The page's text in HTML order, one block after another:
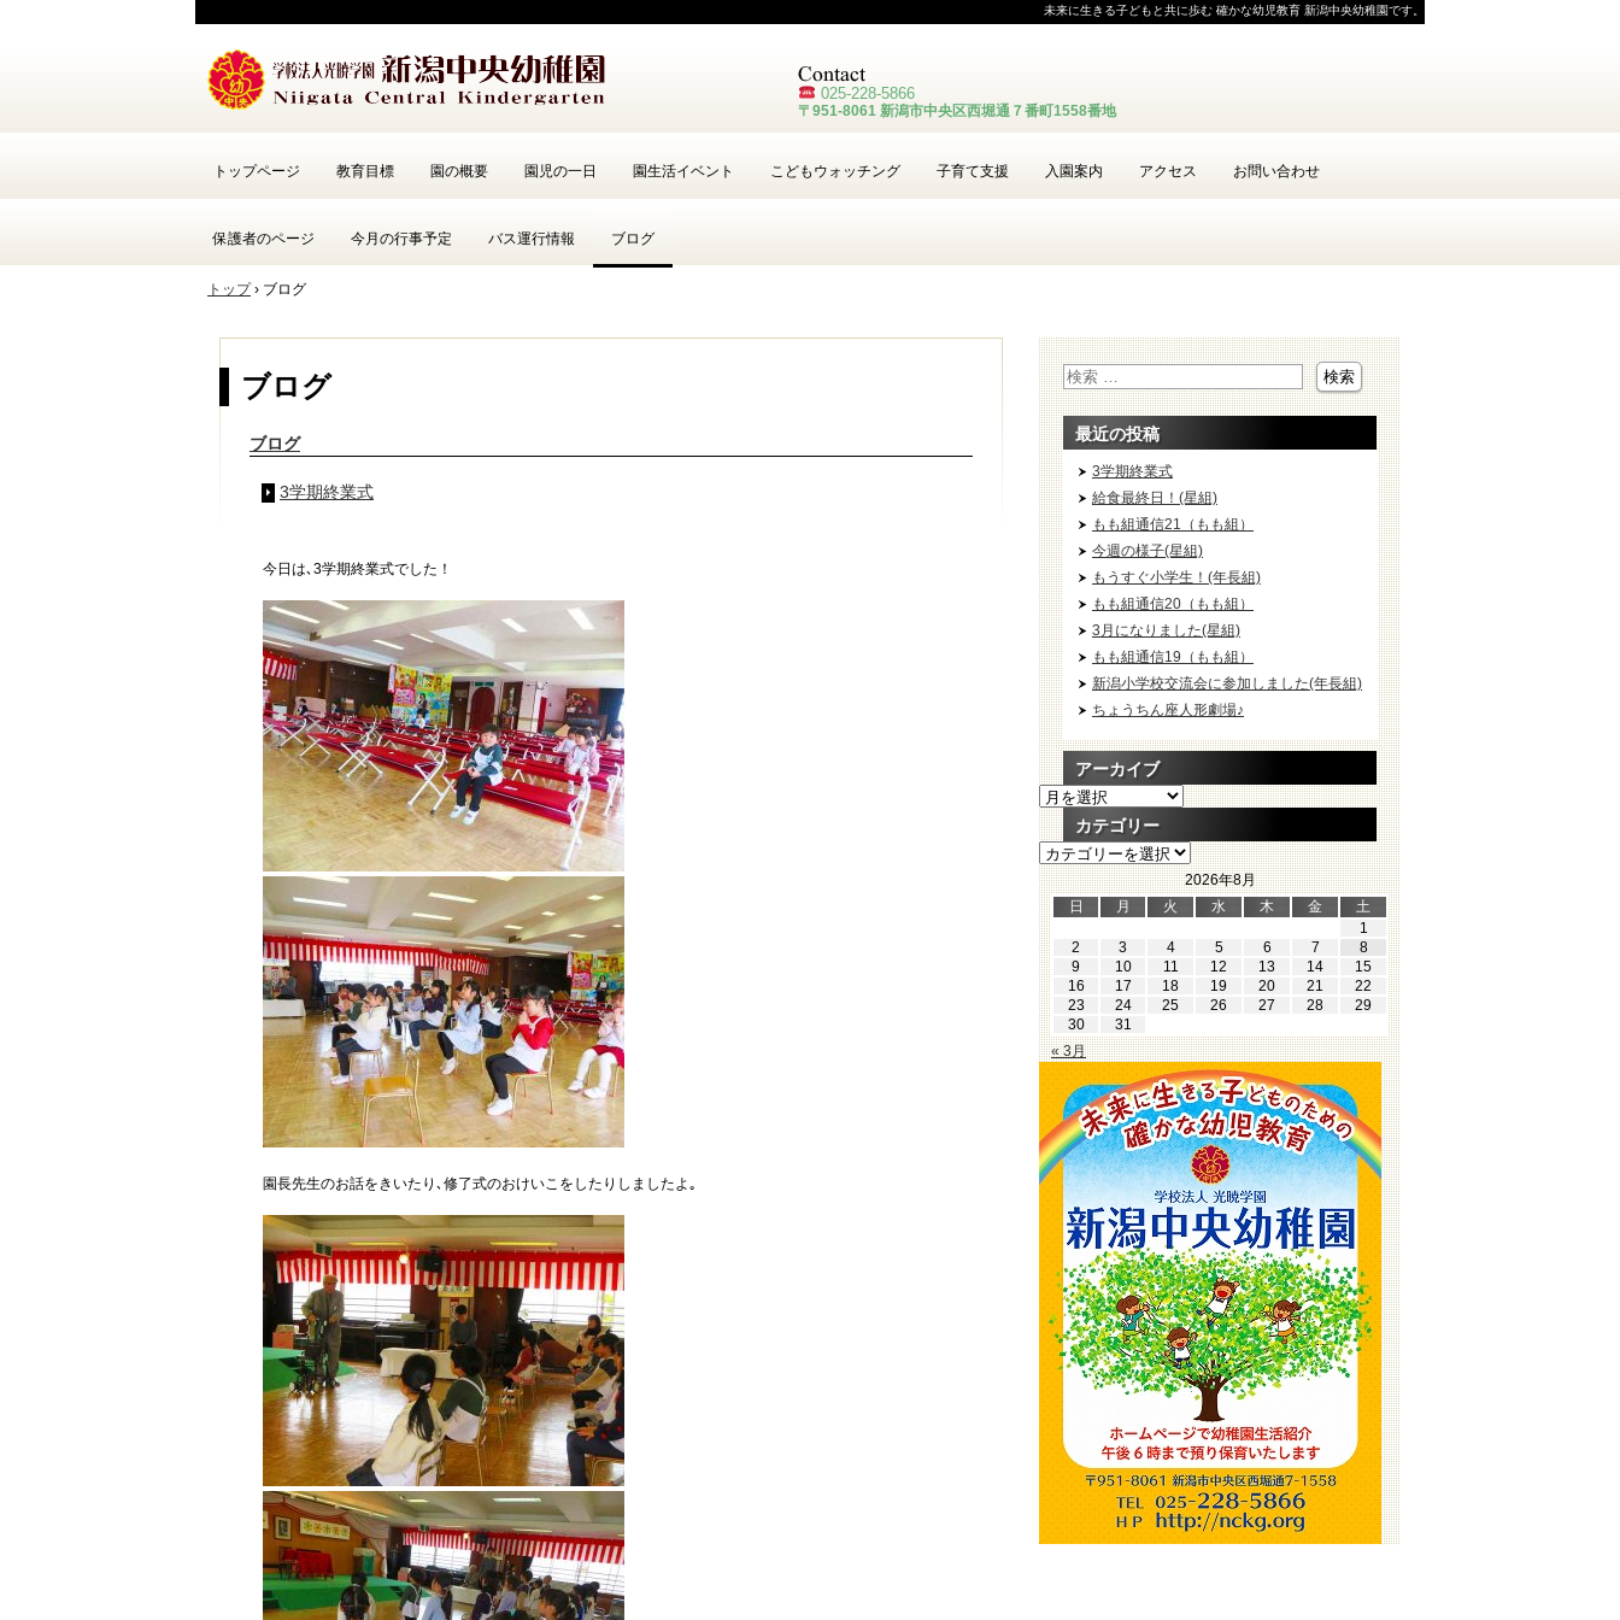
未来に生きる子どもと共に歩む 確かな幼児教育 新潟中央幼稚園です。
025-228-5866
〒951-8061 新潟市中央区西堀通７番町1558番地
トップページ 教育目標 園の概要 園児の一日 園生活イベント こどもウォッチング 子育て支援 入園案内 アクセス お問い合わせ
保護者のページ 今月の行事予定 バス運行情報 ブログ
トップ › ブログ
ブログ
ブログ
3学期終業式
今日は､3学期終業式でした！
園長先生のお話をきいたり､修了式のおけいこをしたりしましたよ｡
最近の投稿
3学期終業式
給食最終日！(星組)
もも組通信21（もも組）
今週の様子(星組)
もうすぐ小学生！(年長組)
もも組通信20（もも組）
3月になりました(星組)
もも組通信19（もも組）
新潟小学校交流会に参加しました(年長組)
ちょうちん座人形劇場♪
アーカイブ
ア
ー
カ
イ
ブ
カテゴリー
カ
テ
ゴ
リ
ー
2026年8月
日
月 火 水 木 金
土
1
2
3 4 5 6 7
8
9
10 11 12 13 14
15
16
17 18 19 20 21
22
23
24 25 26 27 28
29
30
31
« 3月